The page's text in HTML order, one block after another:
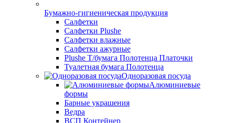
Бумажно-гигиеническая продукция
Салфетки
Салфетки Plushe
Салфетки влажные
Салфетки ажурные
Plushe Т/бумага Полотенца Платочки
Туалетная бумага Полотенца
Одноразовая посуда
Алюминиевые
формы
Барные украшения
Ведра
ВСП Контейнер